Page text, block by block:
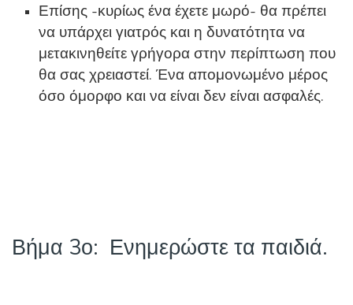
Επίσης -κυρίως ένα έχετε μωρό- θα πρέπει
να υπάρχει γιατρός και η δυνατότητα να
μετακινηθείτε γρήγορα στην περίπτωση που
θα σας χρειαστεί. Ένα απομονωμένο μέρος
όσο όμορφο και να είναι δεν είναι ασφαλές.
Βήμα 3ο: Ενημερώστε τα παιδιά.